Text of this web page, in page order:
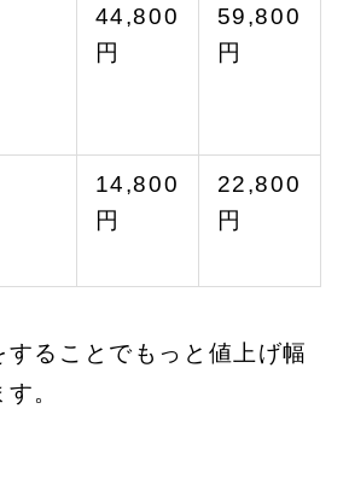
44,800
円
59,800
円
14,800
円
22,800
円
することでもっと値上げ幅
。